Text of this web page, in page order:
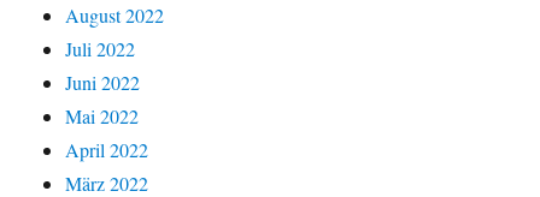
August 2022
Juli 2022
Juni 2022
Mai 2022
April 2022
März 2022